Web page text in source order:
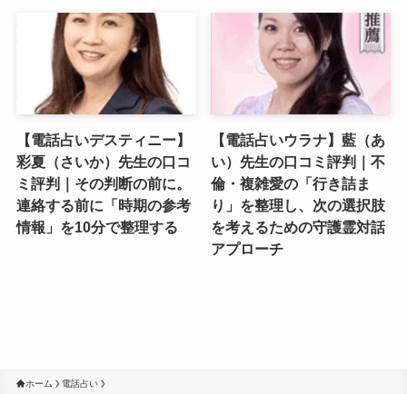
【電話占いデスティニー】
彩夏（さいか）先生の口コ
ミ評判｜その判断の前に。
連絡する前に「時期の参考
情報」を10分で整理する
【電話占いウラナ】藍（あ
い）先生の口コミ評判｜不
倫・複雑愛の「行き詰ま
り」を整理し、次の選択肢
を考えるための守護霊対話
アプローチ
ホーム 電話占い